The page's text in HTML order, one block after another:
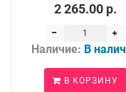
2 265.00 р.
Наличие: В
В КОРЗИНУ